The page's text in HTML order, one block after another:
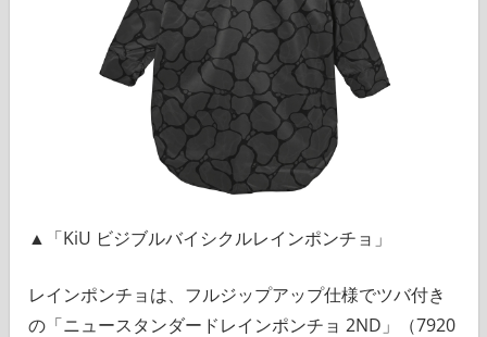
▲「KiU ビジブルバイシクルレインポンチョ」
レインポンチョは、フルジップアップ仕様でツバ付き
の「ニュースタンダードレインポンチョ 2ND」（7920